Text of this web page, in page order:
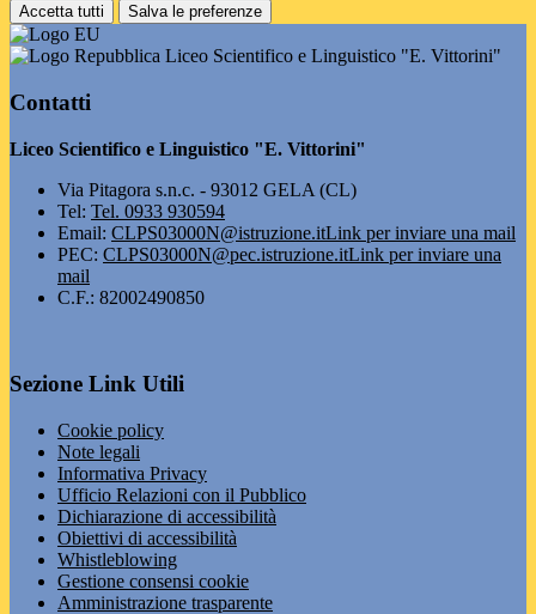
Accetta tutti Salva le preferenze
Liceo Scientifico e Linguistico "E. Vittorini"
Contatti
Liceo Scientifico e Linguistico "E. Vittorini"
Via Pitagora s.n.c. - 93012 GELA (CL)
Tel: Tel. 0933 930594
Email: CLPS03000N@istruzione.itLink per inviare una mail
PEC: CLPS03000N@pec.istruzione.itLink per inviare una
mail
C.F.: 82002490850
Sezione Link Utili
Cookie policy
Note legali
Informativa Privacy
Ufficio Relazioni con il Pubblico
Dichiarazione di accessibilità
Obiettivi di accessibilità
Whistleblowing
Gestione consensi cookie
Amministrazione trasparente